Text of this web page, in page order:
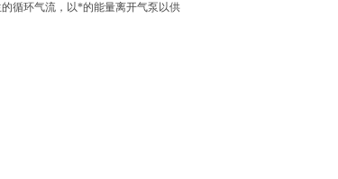
循环气流，以*的能量离开气泵以供